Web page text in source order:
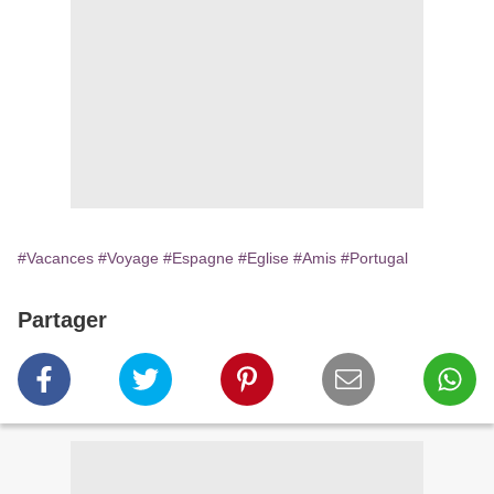
#Vacances #Voyage #Espagne #Eglise #Amis #Portugal
Partager